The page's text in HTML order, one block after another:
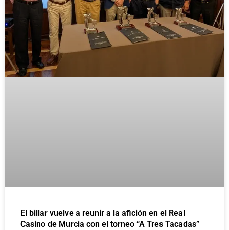
El billar vuelve a reunir a la afición en el Real
Casino de Murcia con el torneo “A Tres Tacadas”